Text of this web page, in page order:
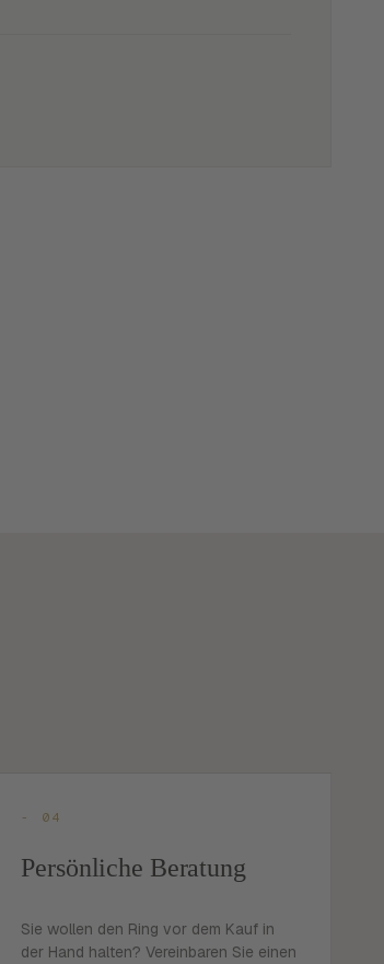
- 04
Persönliche Beratung
Sie wollen den Ring vor dem Kauf in
der Hand halten? Vereinbaren Sie einen